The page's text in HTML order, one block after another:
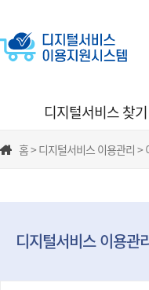
디지털서비스 찾기
홈 > 디지털서비스 이용관리 >
디지털서비스 이용관